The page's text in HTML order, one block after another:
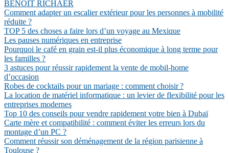
BENOIT RICHAER
Comment adapter un escalier extérieur pour les personnes à mobilité
réduite ?
TOP 5 des choses a faire lors d’un voyage au Mexique
Les pauses numériques en entreprise
Pourquoi le café en grain est-il plus économique à long terme pour
les familles ?
3 astuces pour réussir rapidement la vente de mobil-home
d’occasion
Robes de cocktails pour un mariage : comment choisir ?
La location de matériel informatique : un levier de flexibilité pour les
entreprises modernes
Top 10 des conseils pour vendre rapidement votre bien à Dubaï
Carte mère et compatibilité : comment éviter les erreurs lors du
montage d’un PC ?
Comment réussir son déménagement de la région parisienne à
Toulouse ?